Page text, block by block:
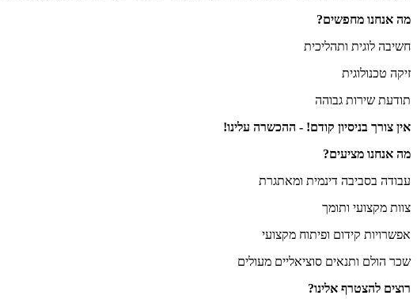
מה אנחנו מחפשים?
חשיבה לוגית ותהליכית
זיקה טכנולוגית
תודעת שירות גבוהה
אין צורך בניסיון קודם! - ההכשרה עלינו!
מה אנחנו מציעים?
עבודה בסביבה דינמית ומאתגרת
צוות מקצועי ותומך
אפשרויות קידום ופיתוח מקצועי
שכר הולם ותנאים סוציאליים מעולים
רוצים להצטרף אלינו?